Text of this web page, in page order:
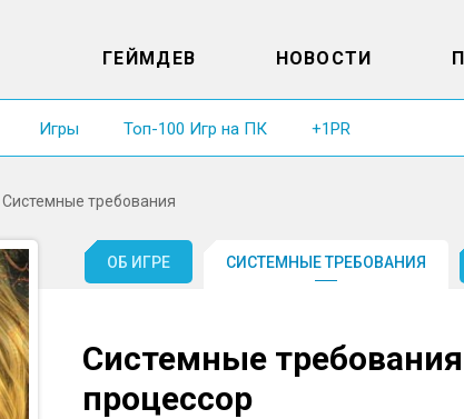
ГЕЙМДЕВ НОВОСТИ
Игры Топ-100 Игр на ПК +1PR
Системные требования
ОБ ИГРЕ СИСТЕМНЫЕ ТРЕБОВАНИЯ
Системные
процессор